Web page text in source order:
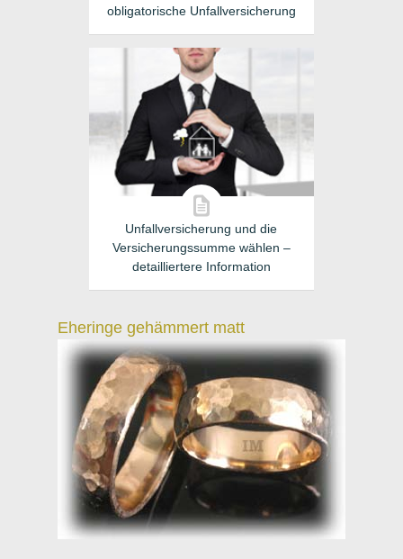
obligatorische Unfallversicherung
Unfallversicherung und die
Versicherungssumme wählen –
detailliertere Information
Eheringe gehämmert matt